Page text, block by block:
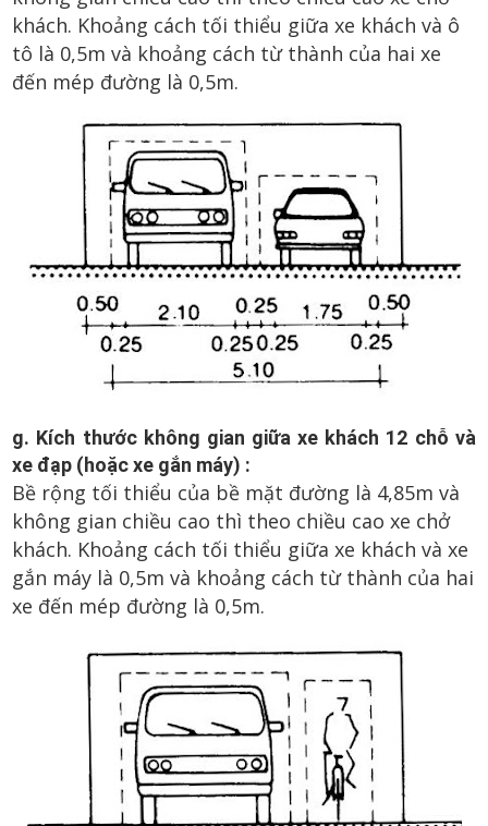
khách. Khoảng cách tối thiểu giữa xe khách và ô
tô là 0,5m và khoảng cách từ thành của hai xe
đến mép đường là 0,5m.
g. Kích thước không gian giữa xe khách 12 chỗ và
xe đạp (hoặc xe gắn máy) :
Bề rộng tối thiểu của bề mặt đường là 4,85m và
không gian chiều cao thì theo chiều cao xe chở
khách. Khoảng cách tối thiểu giữa xe khách và xe
gắn máy là 0,5m và khoảng cách từ thành của hai
xe đến mép đường là 0,5m.